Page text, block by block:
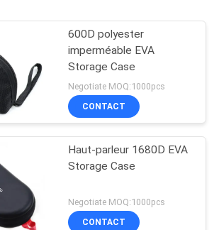
600D polyester
imperméable EVA
Storage Case
Negotiate MOQ:1000pcs
CONTACT
Haut-parleur 1680D EVA
Storage Case
Negotiate MOQ:1000pcs
CONTACT